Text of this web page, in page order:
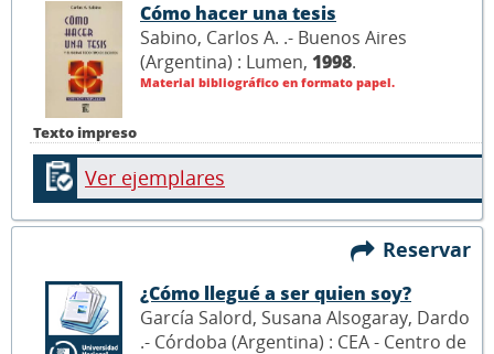
Texto impreso
Cómo hacer una tesis
Sabino, Carlos A. .- Buenos Aires
(Argentina) : Lumen, 1998.
Material bibliográfico en formato papel.
Ver ejemplares
Reservar
¿Cómo llegué a ser quien soy?
García Salord, Susana Alsogaray, Dardo
.- Córdoba (Argentina) : CEA - Centro de